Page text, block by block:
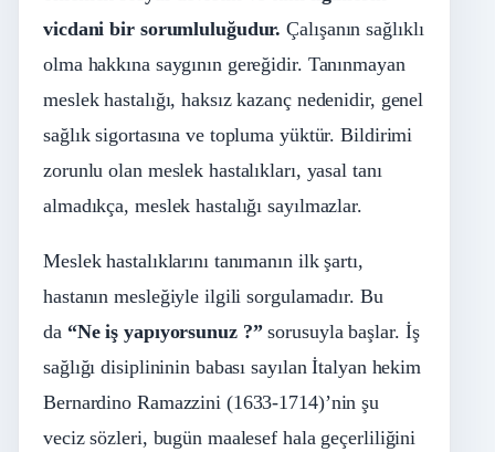
vicdani bir sorumluluğudur.Çalışanın sağlıklı
olma hakkına saygının gereğidir. Tanınmayan
meslek hastalığı, haksız kazanç nedenidir, genel
sağlık sigortasına ve topluma yüktür. Bildirimi
zorunlu olan meslek hastalıkları, yasal tanı
almadıkça, meslek hastalığı sayılmazlar.
Meslek hastalıklarını tanımanın ilk şartı,
hastanın mesleğiyle ilgili sorgulamadır. Bu
da “Ne iş yapıyorsunuz ?”sorusuyla başlar. İş
sağlığı disiplininin babası sayılan İtalyan hekim
Bernardino Ramazzini (1633-1714)’nin şu
veciz sözleri, bugün maalesef hala geçerliliğini